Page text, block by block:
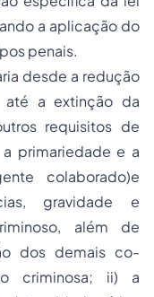
a aplicação do
penais.
desde a redução
a extinção da
requisitos de
primariedade e a
colaborado)e
gravidade e
além de
dos demais co-
criminosa; ii) a